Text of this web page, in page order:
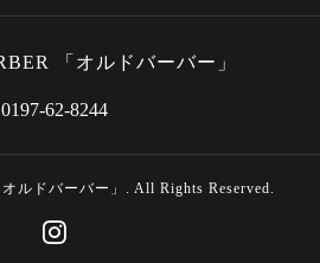
「オルドバーバー」
0197-62-8244
ルドバーバー」 . All Rights Reserved.